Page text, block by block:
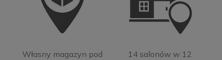
Własny magazyn pod
14 salonów w 12